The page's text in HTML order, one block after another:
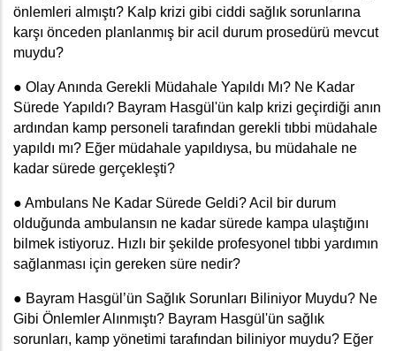
önlemleri almıştı? Kalp krizi gibi ciddi sağlık sorunlarına
karşı önceden planlanmış bir acil durum prosedürü mevcut
muydu?
● Olay Anında Gerekli Müdahale Yapıldı Mı? Ne Kadar
Sürede Yapıldı? Bayram Hasgül'ün kalp krizi geçirdiği anın
ardından kamp personeli tarafından gerekli tıbbi müdahale
yapıldı mı? Eğer müdahale yapıldıysa, bu müdahale ne
kadar sürede gerçekleşti?
● Ambulans Ne Kadar Sürede Geldi? Acil bir durum
olduğunda ambulansın ne kadar sürede kampa ulaştığını
bilmek istiyoruz. Hızlı bir şekilde profesyonel tıbbi yardımın
sağlanması için gereken süre nedir?
● Bayram Hasgül’ün Sağlık Sorunları Biliniyor Muydu? Ne
Gibi Önlemler Alınmıştı? Bayram Hasgül'ün sağlık
sorunları, kamp yönetimi tarafından biliniyor muydu? Eğer